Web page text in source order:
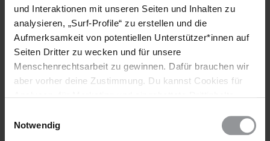
und Interaktionen mit unseren Seiten und Inhalten zu
analysieren, „Surf-Profile“ zu erstellen und die
Aufmerksamkeit von potentiellen Unterstützer*innen auf
Seiten Dritter zu wecken und für unsere
Menschenrechtsarbeit zu gewinnen. Dafür brauchen wir
aber vorher deine Zustimmung. Du kannst Cookies für
wieder ändern. Diesen Banner kannst Du über den Link
Notwendig
LÄNDER
Marokko
AI INDEX
DEU 11/029/2015
Diese Aktion ist beendet. Hier geht es zu aktuellen
Briefen gegen das Vergessen. Handle sofort!